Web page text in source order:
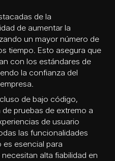
de la
de aumentar la
un mayor número de
tiempo. Esto asegura que
con los estándares de
la confianza del
de bajo código,
pruebas de extremo a
de usuario
las funcionalidades
es esencial para
alta fiabilidad en